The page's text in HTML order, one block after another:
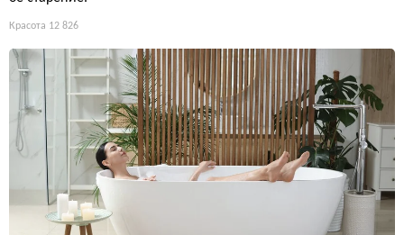
Красота 12 826